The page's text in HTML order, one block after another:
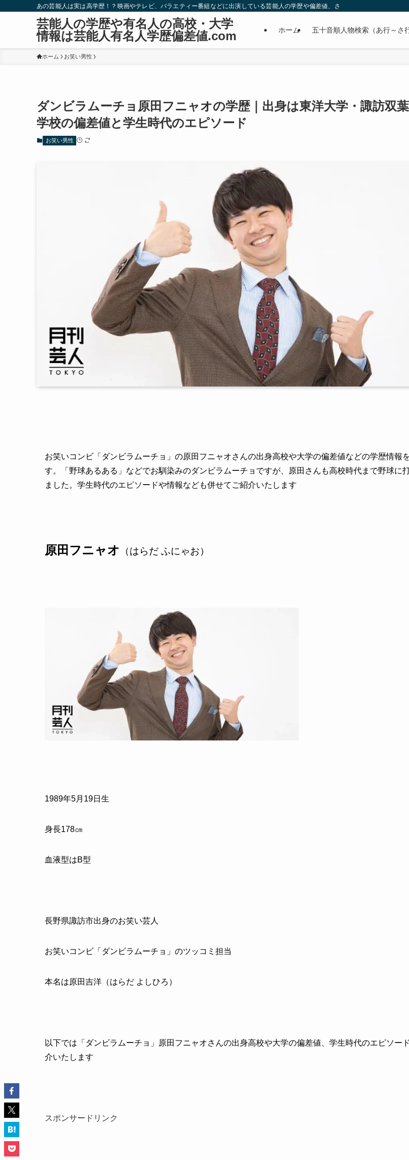
あの芸能人は実は高学歴！？映画やテレビ、バラエティー番組などに出演している芸能人の学歴や偏差値、さらに政治家やスポーツ
芸能人の学歴や有名人の高校・大学
情報は芸能人有名人学歴偏差値.com
ホーム 五十音順人物検索（あ行～さ
ホーム お笑い男性
ダンビラムーチョ原田フニャオの学歴｜出身は東洋大学・諏訪双
学校の偏差値と学生時代のエピソード
お笑い男性
お笑いコンビ「ダンビラムーチョ」の原田フニャオさんの出身高校や大学の偏差値などの学歴情報
す。「野球あるある」などでお馴染みのダンビラムーチョですが、原田さんも高校時代まで野球に
ました。学生時代のエピソードや情報なども併せてご紹介いたします
原田フニャオ （はらだ ふにゃお）
1989年5月19日生
身長178㎝
血液型はB型
長野県諏訪市出身のお笑い芸人
お笑いコンビ「ダンビラムーチョ」のツッコミ担当
本名は原田吉洋（はらだ よしひろ）
以下では「ダンビラムーチョ」原田フニャオさんの出身高校や大学の偏差値、学生時代のエピソー
介いたします
スポンサードリンク